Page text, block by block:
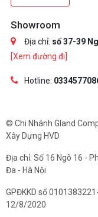
Showroom
Địa chỉ: số 37-39
[Xem đường đi]
Hotline:
© Chi Nhánh Gland
Xây Dựng HVD
Địa chỉ: Số 16 Ngõ 16 -
Đa - Hà Nội
GPĐKKD số
12/8/2020